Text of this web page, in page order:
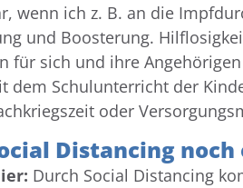
wenn ich z. B. an die
und Boosterung.
für sich und ihre
dem Schulunterricht der
oder
Distancing noch
Durch Social Distancing